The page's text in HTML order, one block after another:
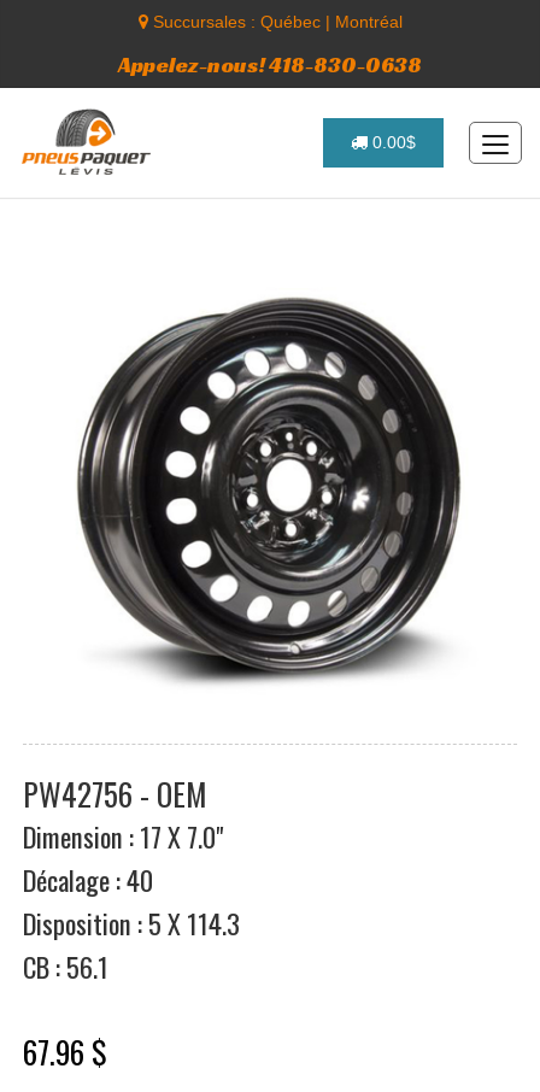
Succursales : Québec| Montréal
Appelez-nous! 418-830-0638
0.00$
PW42756 - OEM
Dimension : 17 X 7.0"
Décalage : 40
Disposition : 5 X 114.3
CB : 56.1
67.96 $